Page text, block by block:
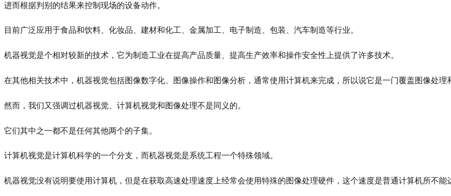
进而根据判别的结果来控制现场的设备动作。
目前广泛应用于食品和饮料、化妆品、建材和化工、金属加工、电子制造、包装、汽车制造等行业。
机器视觉是个相对较新的技术，它为制造工业在提高产品质量、提高生产效率和操作安全性上提供了许多技术。
在其他相关技术中，机器视觉包括图像数字化、图像操作和图像分析，通常使用计算机来完成，所以说它是一门覆盖图像处理
然而，我们又强调过机器视觉、计算机视觉和图像处理不是同义的。
它们其中之一都不是任何其他两个的子集。
计算机视觉是计算机科学的一个分支，而机器视觉是系统工程一个特殊领域。
机器视觉没有说明要使用计算机，但是在获取高速处理速度上经常会使用特殊的图像处理硬件，这个速度是普通计算机所不能